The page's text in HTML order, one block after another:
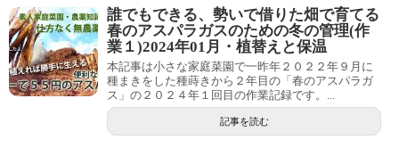
誰でもできる、勢いで借りた畑で育てる
春のアスパラガスのための冬の管理(作
業１)2024年01月・植替えと保温
本記事は小さな家庭菜園で一昨年２０２２年９月に
種まきをした種蒔きから２年目の「春のアスパラガ
ス」の２０２４年１回目の作業記録です。...
記事を読む